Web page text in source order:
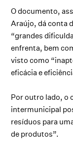
O documento,
Araújo, dá conta
“grandes
enfrenta, bem
visto como
eficácia e
Por outro lado, o
intermunicipal
resíduos para
de produtos”.